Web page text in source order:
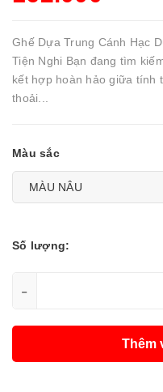
Ghế Dựa Trung Cánh Hạc
Tiện Nghi Bạn đang tìm
kết hợp hoàn hảo giữa tính
thoải...
Màu sắc
Số lượng:
-
Thêm